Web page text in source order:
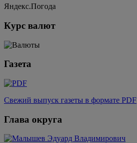
Яндекс.Погода
Курс валют
Газета
Свежий выпуск газеты в формате PDF
Глава округа